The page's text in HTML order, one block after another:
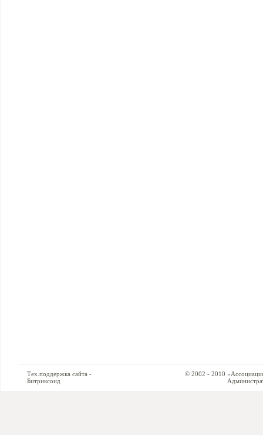
Тех.поддержка сайта -
Битриксоид
© 2002 - 2010 «Ассоциация